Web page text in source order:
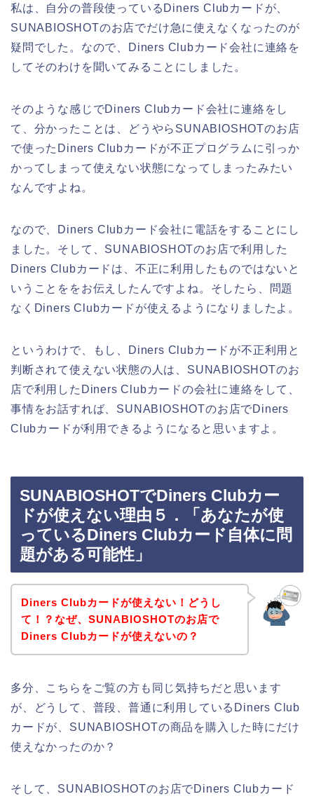
私は、自分の普段使っているDiners Clubカードが、
SUNABIOSHOTのお店でだけ急に使えなくなったのが
疑問でした。なので、Diners Clubカード会社に連絡を
してそのわけを聞いてみることにしました。
そのような感じでDiners Clubカード会社に連絡をし
て、分かったことは、どうやらSUNABIOSHOTのお店
で使ったDiners Clubカードが不正プログラムに引っか
かってしまって使えない状態になってしまったみたい
なんですよね。
なので、Diners Clubカード会社に電話をすることにし
ました。そして、SUNABIOSHOTのお店で利用した
Diners Clubカードは、不正に利用したものではないと
いうことををお伝えしたんですよね。そしたら、問題
なくDiners Clubカードが使えるようになりましたよ。
というわけで、もし、Diners Clubカードが不正利用と
判断されて使えない状態の人は、SUNABIOSHOTのお
店で利用したDiners Clubカードの会社に連絡をして、
事情をお話すれば、SUNABIOSHOTのお店でDiners
Clubカードが利用できるようになると思いますよ。
SUNABIOSHOTでDiners Clubカー
ドが使えない理由５．「あなたが使
っているDiners Clubカード自体に問
題がある可能性」
Diners Clubカードが使えない！どうし
て！？なぜ、SUNABIOSHOTのお店で
Diners Clubカードが使えないの？
多分、こちらをご覧の方も同じ気持ちだと思います
が、どうして、普段、普通に利用しているDiners Club
カードが、SUNABIOSHOTの商品を購入した時にだけ
使えなかったのか？
そして、SUNABIOSHOTのお店でDiners Clubカード